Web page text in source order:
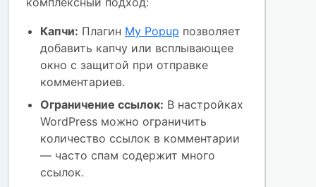
Капчи: Плагин My Popup позволяет
добавить капчу или всплывающее
окно с защитой при отправке
комментариев.
Ограничение ссылок: В настройках
WordPress можно ограничить
количество ссылок в комментарии
— часто спам содержит много
ссылок.